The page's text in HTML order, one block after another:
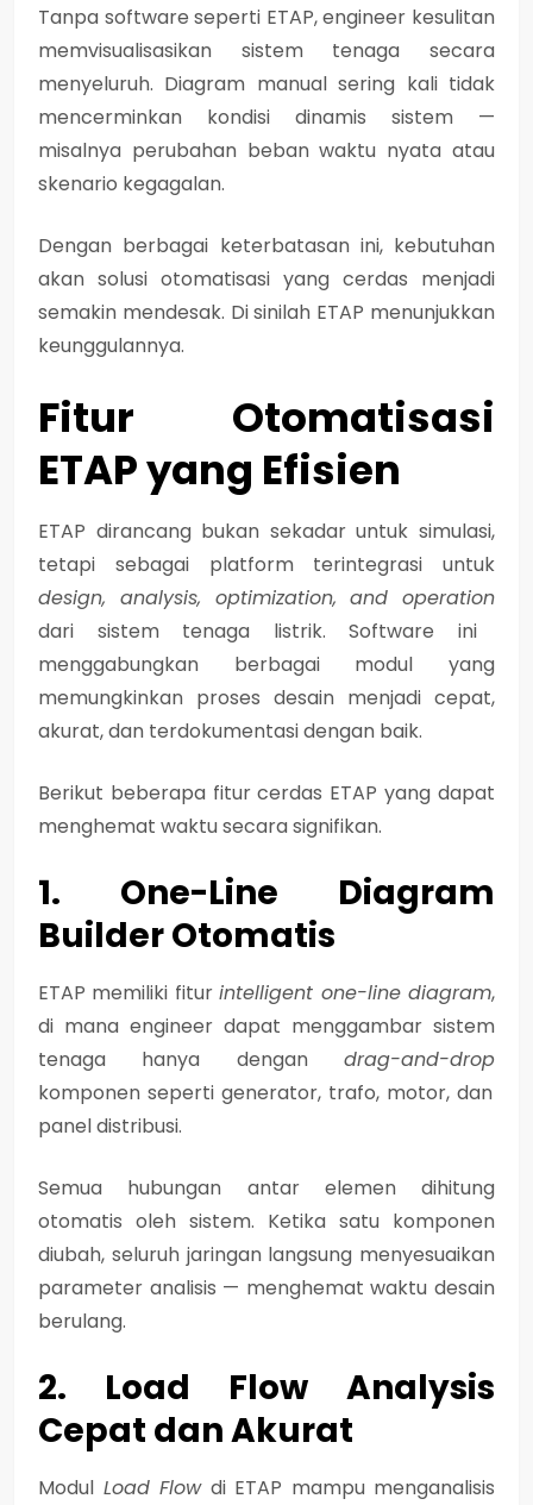
Tanpa software seperti ETAP, engineer kesulitan
memvisualisasikan sistem tenaga secara
menyeluruh. Diagram manual sering kali tidak
mencerminkan kondisi dinamis sistem —
misalnya perubahan beban waktu nyata atau
skenario kegagalan.
Dengan berbagai keterbatasan ini, kebutuhan
akan solusi otomatisasi yang cerdas menjadi
semakin mendesak. Di sinilah ETAP menunjukkan
keunggulannya.
Fitur Otomatisasi
ETAP yang Efisien
ETAP dirancang bukan sekadar untuk simulasi,
tetapi sebagai platform terintegrasi untuk
design, analysis, optimization, and operation
dari sistem tenaga listrik. Software ini
menggabungkan berbagai modul yang
memungkinkan proses desain menjadi cepat,
akurat, dan terdokumentasi dengan baik.
Berikut beberapa fitur cerdas ETAP yang dapat
menghemat waktu secara signifikan.
1. One-Line Diagram
Builder Otomatis
ETAP memiliki fiturintelligent one-line diagram,
di mana engineer dapat menggambar sistem
tenaga hanya dengan drag-and-drop
komponen seperti generator, trafo, motor, dan
panel distribusi.
Semua hubungan antar elemen dihitung
otomatis oleh sistem. Ketika satu komponen
diubah, seluruh jaringan langsung menyesuaikan
parameter analisis — menghemat waktu desain
berulang.
2. Load Flow Analysis
Cepat dan Akurat
Modul Load Flowdi ETAP mampu menganalisis